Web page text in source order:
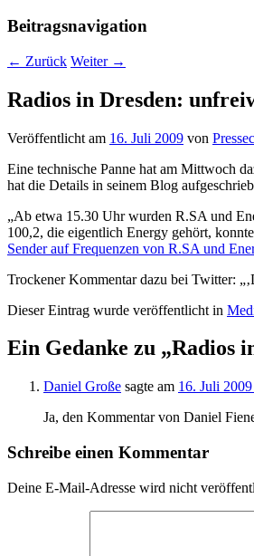
Beitragsnavigation
← Zurück Weiter →
Radios in Dresden:
Veröffentlicht am 16. Juli 2009 von
Eine technische Panne hat am Mittwoch
hat die Details in seinem Blog
„Ab etwa 15.30 Uhr wurden R.SA und
100,2, die eigentlich Energy gehört,
Sender auf Frequenzen von R.SA und
Trockener Kommentar dazu bei Twitter:
Dieser Eintrag wurde veröffentlicht in
Ein Gedanke zu „Radios
Daniel Große sagte am 16. Juli
Ja, den Kommentar von Daniel
Schreibe einen Kommentar
Deine E-Mail-Adresse wird nicht